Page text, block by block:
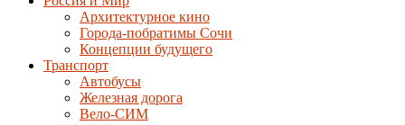
Архитектурное кино
Города-побратимы Сочи
Концепции будущего
Транспорт
Автобусы
Железная дорога
Вело-СИМ